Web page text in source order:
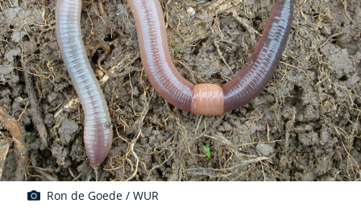
Ron de Goede / WUR